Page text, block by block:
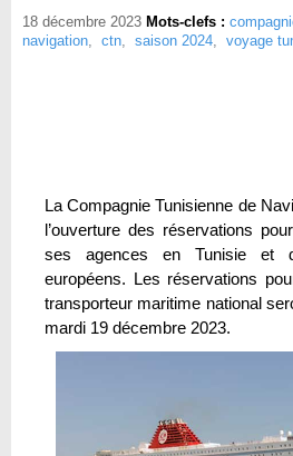
18 décembre 2023 Mots-clefs :
navigation, ctn, saison 2024, voyage
La Compagnie Tunisienne de
l’ouverture des réservations
ses agences en Tunisie et
européens. Les réservations
transporteur maritime national
mardi 19 décembre 2023.